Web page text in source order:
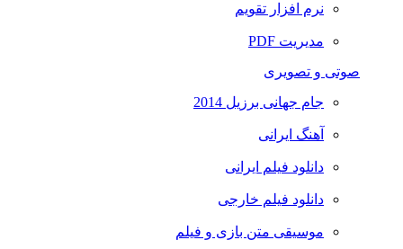
نرم افزار تقویم
مدیریت PDF
صوتی و تصویری
جام جهانی برزیل 2014
آهنگ ایرانی
دانلود فیلم ایرانی
دانلود فیلم خارجی
موسیقی متن بازی و فیلم